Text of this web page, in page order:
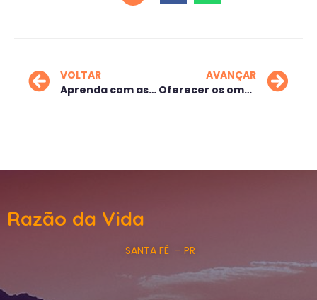
VOLTAR
Aprenda com as crianças
AVANÇAR
Oferecer os ombros
Razão da Vida
SANTA FÉ – PR